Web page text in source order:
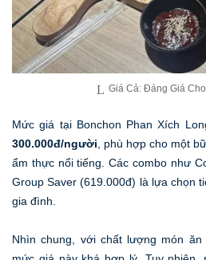
Giá Cả: Đáng Giá
Mức giá tại Bonchon Phan Xích
300.000đ/người, phù hợp cho một
ẩm thực nổi tiếng. Các combo như
Group Saver (619.000đ) là lựa chọn
gia đình.
Nhìn chung, với chất lượng món